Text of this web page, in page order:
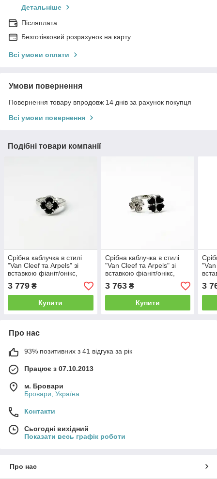
Детальніше
Післяплата
Безготівковий розрахунок на карту
Всі умови оплати
Умови повернення
Повернення товару впродовж 14 днів за рахунок покупця
Всі умови повернення
Подібні товари компанії
Срібна каблучка в стилі
"Van Cleef та Arpels" зі
вставкою фіаніт/онікс,
Розмір 15,5, Вага: 3.1 г
3 779 ₴
Купити
Срібна каблучка в стилі
"Van Cleef та Arpels" зі
вставкою фіаніт/онікс,
Розмір 16,0, Вага: 3.0 г
3 763₴
Купити
3
Про нас
93% позитивних з 41 відгука за рік
Працює з 07.10.2013
м. Бровари
Бровари, Україна
Контакти
Сьогодні вихідний
Показати весь графік роботи
Про нас